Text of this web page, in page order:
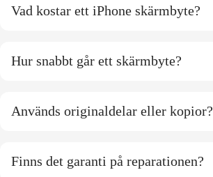
Vad kostar ett iPhone skärmbyte?
Hur snabbt går ett skärmbyte?
Används originaldelar eller kopior?
Finns det garanti på reparationen?